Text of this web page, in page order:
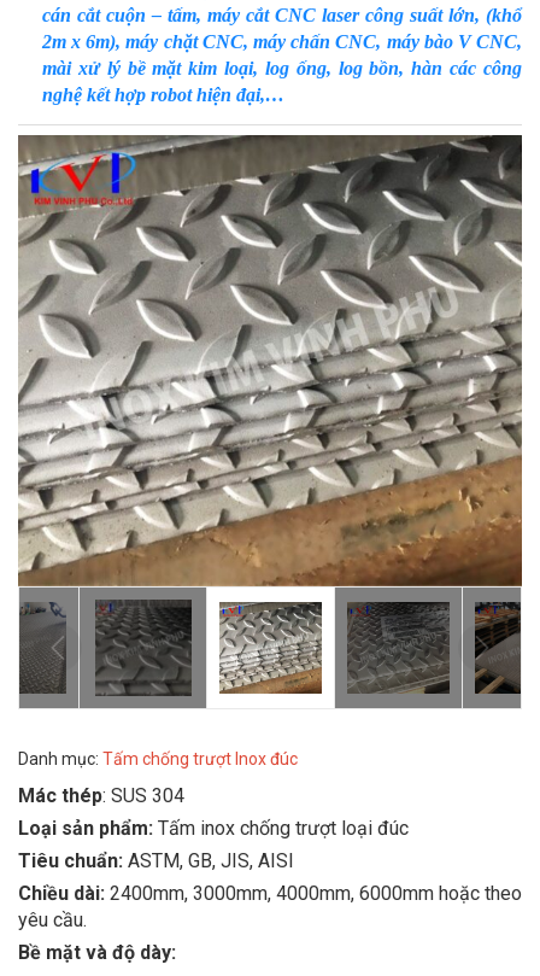
cán cắt cuộn – tấm, máy cắt CNC laser công suất lớn, (khổ
2m x 6m), máy chặt CNC, máy chấn CNC, máy bào V CNC,
mài xử lý bề mặt kim loại, log ống, log bồn, hàn các công
nghệ kết hợp robot hiện đại,…
Danh mục: Tấm chống trượt Inox đúc
Mác thép: SUS 304
Loại sản phẩm: Tấm inox chống trượt loại đúc
Tiêu chuẩn: ASTM, GB, JIS, AISI
Chiều dài: 2400mm, 3000mm, 4000mm, 6000mm hoặc theo
yêu cầu.
Bề mặt và độ dày: